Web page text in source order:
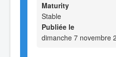
Maturity
Stable
Publiée le
dimanche 7 novembre